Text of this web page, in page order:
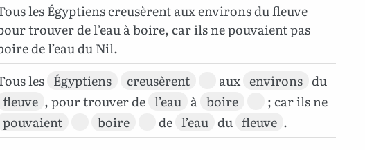
les Égyptiens creusèrent aux environs du fleuve
trouver de l’eau à boire, car ils ne pouvaient pas
de l’eau du Nil.
les Égyptiens creusèrent aux environs du
fleuve , pour trouver de l’eau à boire
; car ils ne
pouvaient
boire de l’eau du fleuve .